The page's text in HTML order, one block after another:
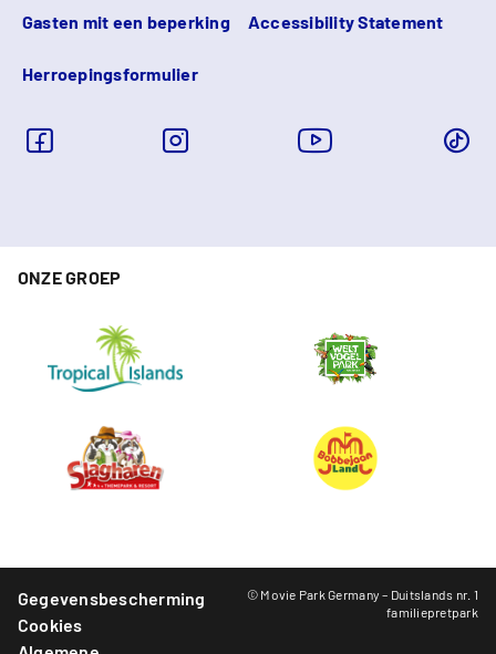
Gasten mit een beperking Accessibility Statement
Herroepingsformulier
ONZE GROEP
Gegevensbescherming
Cookies
© Movie Park Germany – Duitslands nr. 1
familiepretpark